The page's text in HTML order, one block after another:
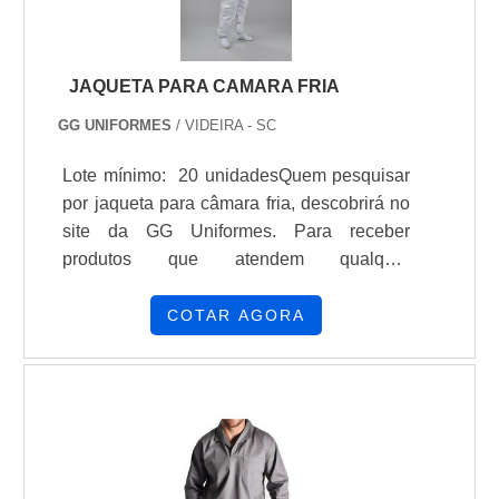
JAQUETA PARA CAMARA FRIA
GG UNIFORMES/ VIDEIRA - SC
Lote mínimo: 20 unidadesQuem pesquisar
por jaqueta para câmara fria, descobrirá no
site da GG Uniformes. Para receber
produtos que atendem qualquer
organização que se destaque por um bom
experiência no ramo.DETALHES SOBRE
alguém quer achar jaqueta para câmara fria
em uma empresa inovadora, descobre a
GG Uniformes. Disponibilizando para os
COTAR AGORA